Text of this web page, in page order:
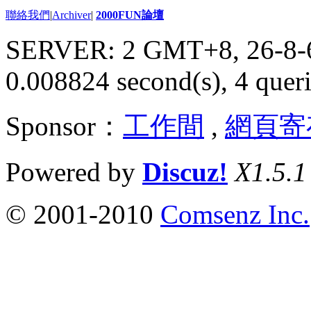
聯絡我們|Archiver| 2000FUN論壇
SERVER: 2 GMT+8, 26-
0.008824 second(s), 4
Sponsor： 工作間 , 網頁
Powered by Discuz! X1.5.1
© 2001-2010 Comsenz Inc.